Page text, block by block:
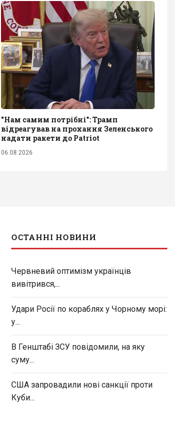
"Нам самим потрібні": Трамп
відреагував на прохання Зеленського
надати ракети до Patriot
06.08.2026
ОСТАННІ НОВИНИ
Червневий оптимізм українців
вивітрився,...
Удари Росії по кораблях у Чорному морі:
у...
В Генштабі ЗСУ повідомили, на яку
суму...
США запровадили нові санкції проти
Куби...